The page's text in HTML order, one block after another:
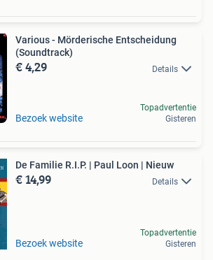
Various - Mörderische Entscheidung
(Soundtrack)
€ 4,29 Details
Bezoek website
Topadvertentie
Gisteren
De Familie R.I.P. | Paul Loon | Nieuw
€ 14,99 Details
Bezoek website
Topadvertentie
Gisteren